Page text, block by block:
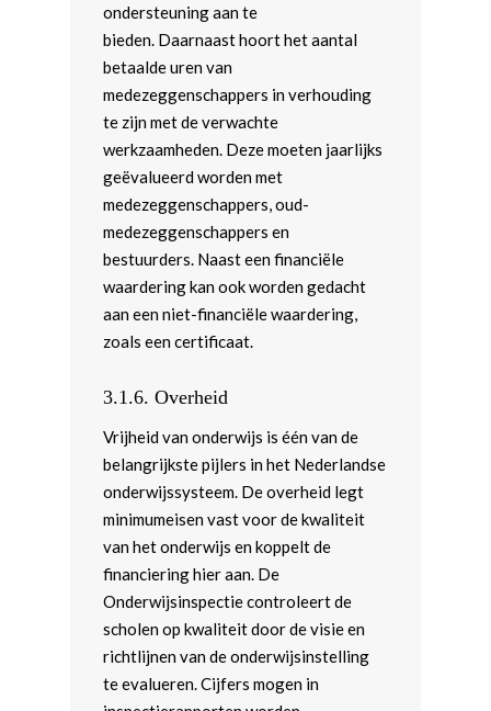
ondersteuning aan te
bieden. Daarnaast hoort het aantal
betaalde uren van
medezeggenschappers in verhouding
te zijn met de verwachte
werkzaamheden. Deze moeten jaarlijks
geëvalueerd worden met
medezeggenschappers, oud-
medezeggenschappers en
bestuurders. Naast een financiële
waardering kan ook worden gedacht
aan een niet-financiële waardering,
zoals een certificaat.
3.1.6. Overheid
Vrijheid van onderwijs is één van de
belangrijkste pijlers in het Nederlandse
onderwijssysteem. De overheid legt
minimumeisen vast voor de kwaliteit
van het onderwijs en koppelt de
financiering hier aan. De
Onderwijsinspectie controleert de
scholen op kwaliteit door de visie en
richtlijnen van de onderwijsinstelling
te evalueren. Cijfers mogen in